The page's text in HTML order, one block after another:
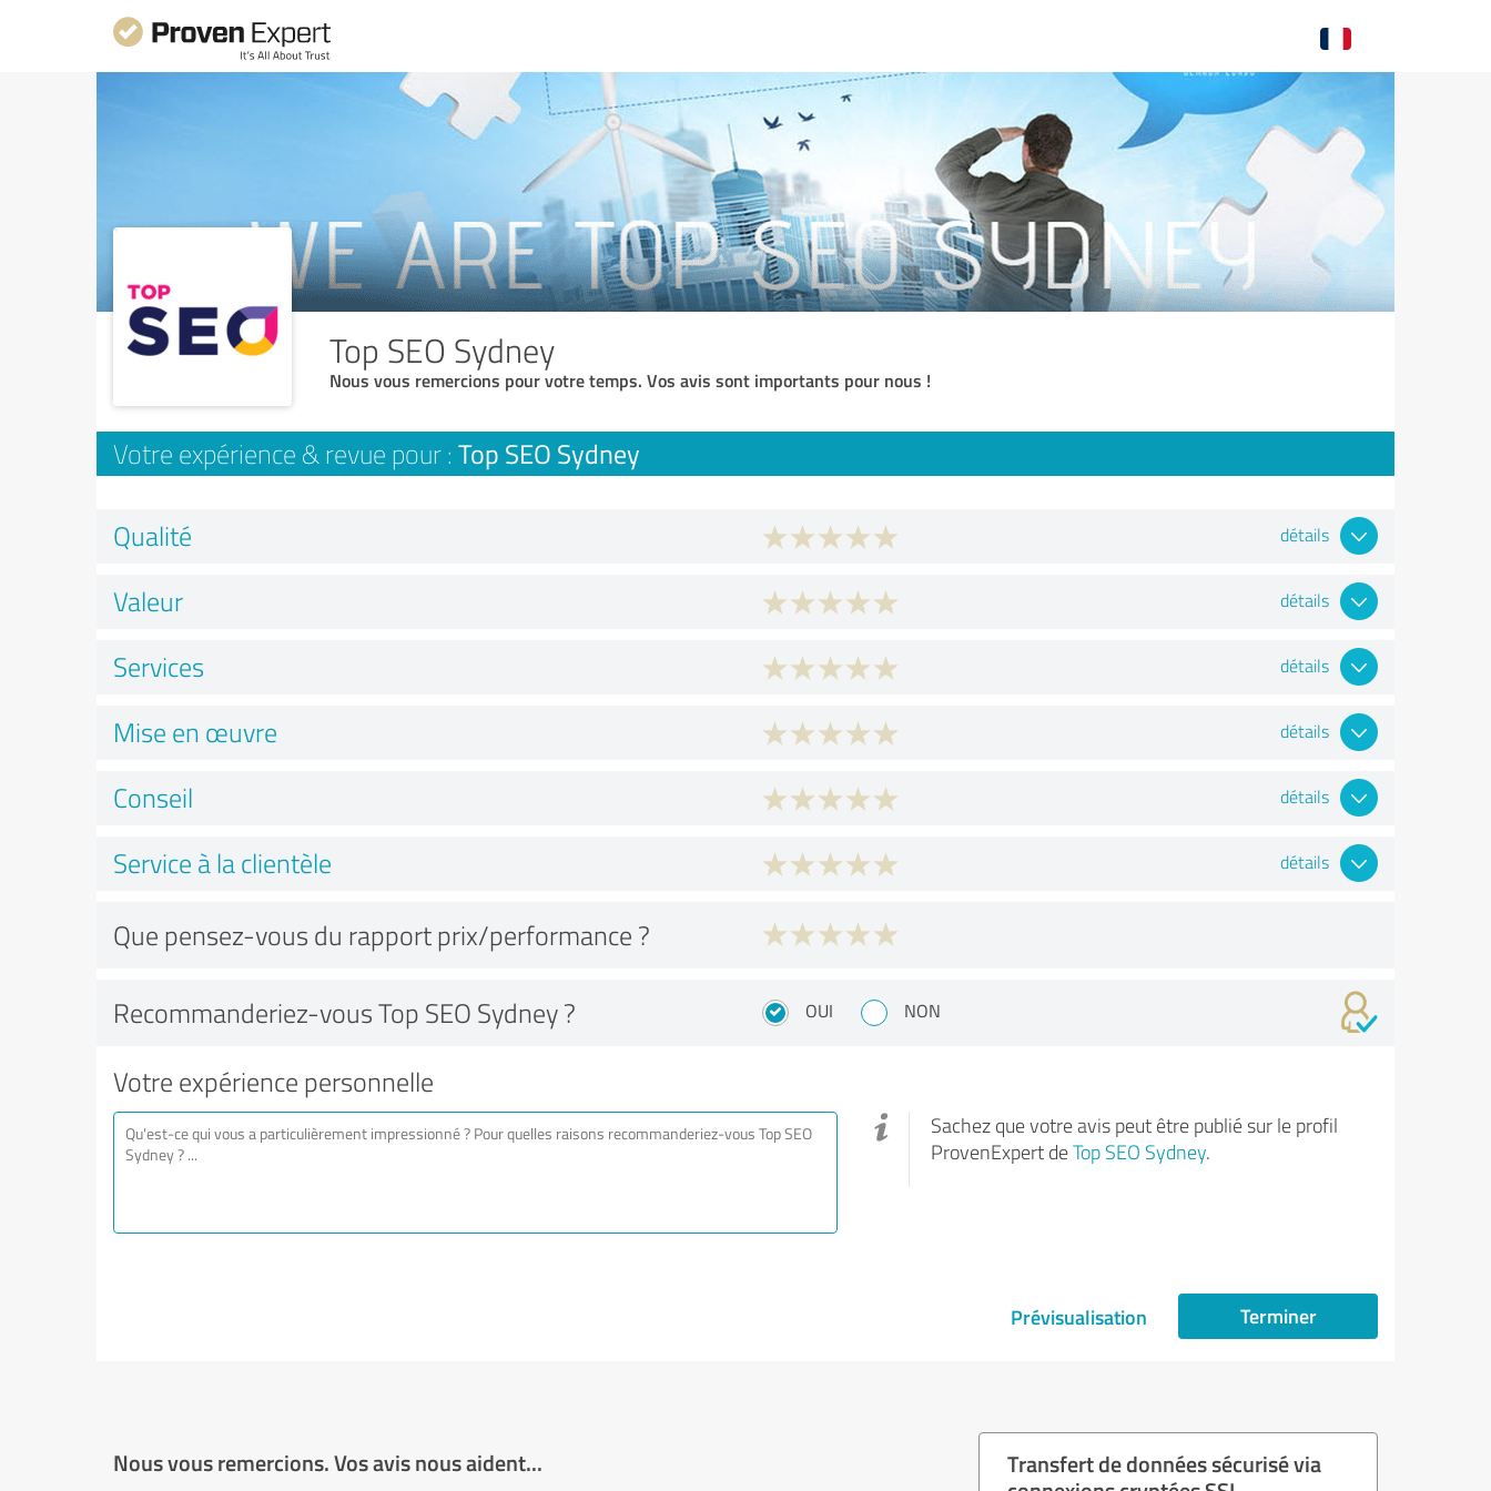
Top SEO Sydney
Nous vous remercions pour votre temps. Vos avis sont importants pour nous !
Votre expérience & revue pour : Top SEO Sydney
Qualité détails
Valeur détails
Services détails
Mise en œuvre détails
Conseil détails
Service à la clientèle détails
Que pensez-vous du rapport prix/performance ?
Recommanderiez-vous Top SEO Sydney ? OUI NON
Votre expérience personnelle
Sachez que votre avis peut être publié sur le profil
ProvenExpert deTop SEO Sydney.
Prévisualisation Terminer
Nous vous remercions. Vos avis nous aident...
Transfert de données sécurisé via